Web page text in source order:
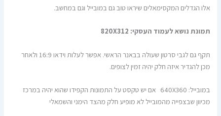
אלו הגדלים המקסימאלים שיראו טוב גם במובייל וגם במחשב.
תמונת נושא לעמוד העסקי: 820X312
תקף גם לגבי סרטון שעולה בבאנר הראשי. אפשר לעלות וידאו 16:9 ולאחר
מכן להגדיר איזה חלק יהיה זמין לצופים.
במובייל: 640X360 אם יש טקסט על התמונות הקפידו שהוא יהיה במרכז
מכיוון שבצפייה מהמובייל לא מופיע חלק מהצד הימני והשמאלי